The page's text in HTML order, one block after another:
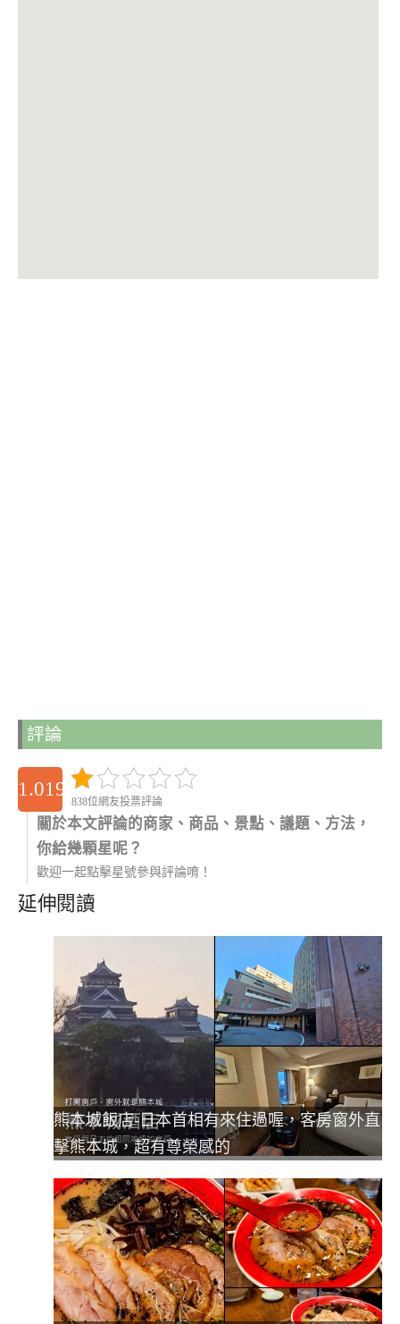
評論
1.0195816211172
838位網友投票評論
關於本文評論的商家、商品、景點、議題、方法，
你給幾顆星呢？
歡迎一起點擊星號參與評論唷！
延伸閱讀
熊本城飯店-日本首相有來住過喔，客房窗外直
擊熊本城，超有尊榮感的